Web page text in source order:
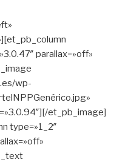
parallax=»off»
wp-
et_pb_image]
type=»1_2″